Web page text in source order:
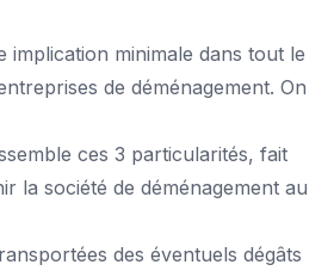
minimale dans tout le
de déménagement. On
ces 3 particularités, fait
la société de déménagement au
des éventuels dégâts